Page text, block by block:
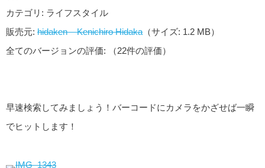
カテゴリ: ライフスタイル
販売元: hidaken – Kenichiro Hidaka（サイズ: 1.2 MB）
全てのバージョンの評価:
（22件の評価）
早速検索してみましょう！バーコードにカメラをかざせば一瞬
でヒットします！